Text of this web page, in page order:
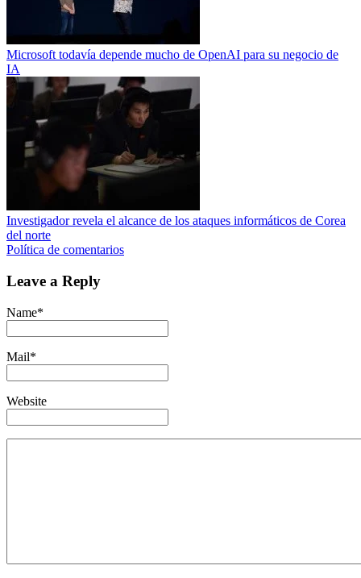
Microsoft todavía depende mucho de OpenAI para su negocio de
IA
Investigador revela el alcance de los ataques informáticos de Corea
del norte
Política de comentarios
Leave a Reply
Name*
Mail*
Website